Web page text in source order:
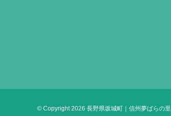
© Copyright 2026 長野県坂城町｜信州夢ばらの